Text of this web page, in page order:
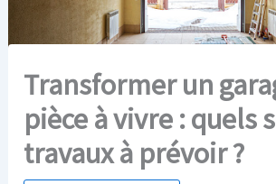
Transformer un
pièce à vivre : quels
travaux à prévoir ?